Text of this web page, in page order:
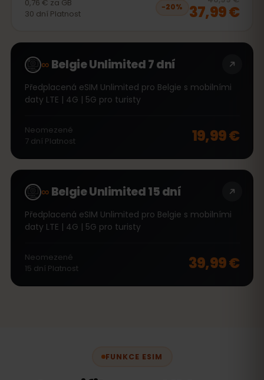
0,76 € za GB
30 dní Platnost
−20% 37,99 €
∞Belgie Unlimited 7 dní
Předplacená eSIM Unlimited pro Belgie s mobilními
daty LTE | 4G | 5G pro turisty
Neomezené
7 dní Platnost 19,99 €
∞Belgie Unlimited 15 dní
Předplacená eSIM Unlimited pro Belgie s mobilními
daty LTE | 4G | 5G pro turisty
Neomezené
15 dní Platnost 39,99 €
FUNKCE ESIM